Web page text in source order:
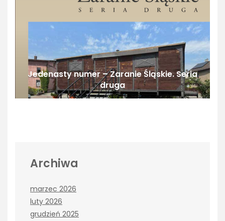
Jedenasty numer – Zaranie Śląskie. Seria
druga
Archiwa
marzec 2026
luty 2026
grudzień 2025